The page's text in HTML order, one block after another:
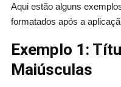
Aqui estão alguns
formatados após a
Exemplo 1:
Maiúsculas